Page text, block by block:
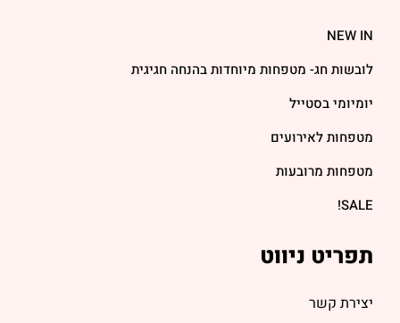
NEW IN
לובשות חג- מטפחות מיוחדות בהנחה חגיגית
יומיומי בסטייל
מטפחות לאירועים
מטפחות מרובעות
SALE!
תפריט ניווט
יצירת קשר